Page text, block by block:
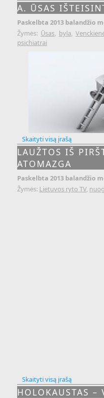
A. ŪSAS
Paskelbta 2013 balandžio
Žymės: Ūsas, byla,
psichiatrai
Skaityti visą įrašą
LAUŽTOS IŠ
ATOMAZGA
Paskelbta 2013 balandžio
Žymės: Lietuvos ryto TV,
Skaityti visą įrašą
HOLOKAUSTAS –